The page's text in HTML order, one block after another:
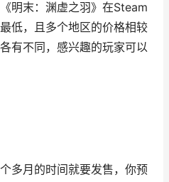
明末：渊虚之羽》在Steam
低，且多个地区的价格相较
有不同，感兴趣的玩家可以
多月的时间就要发售，你预